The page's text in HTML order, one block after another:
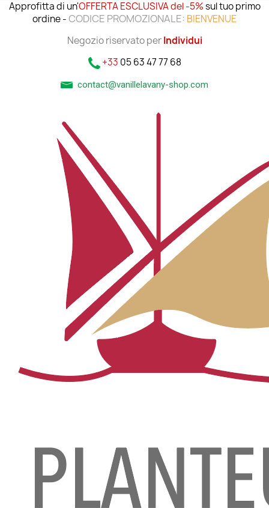
Approfitta di un'OFFERTA ESCLUSIVA del -5%sul tuo primo
ordine -CODICE PROMOZIONALE: BIENVENUE
Negozio riservato perIndividui
+33 05 63 47 77 68
contact@vanillelavany-shop.com